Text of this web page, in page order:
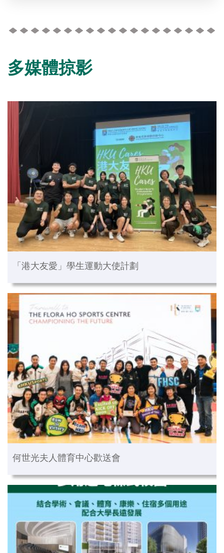
多媒體掠影
「港大友愛」學生運動大使計劃
何世光夫人體育中心歡送會